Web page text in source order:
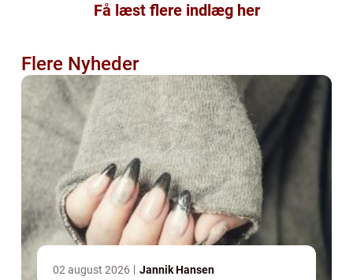
Få læst flere indlæg her
Flere Nyheder
02 august 2026 Jannik Hansen